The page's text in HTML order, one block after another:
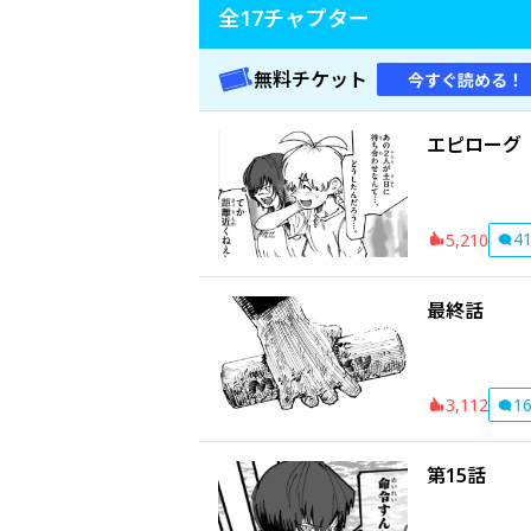
全17チャプター
無料チケット 今すぐ読める！
エピローグ
5,210 41
最終話
3,112 16
第15話